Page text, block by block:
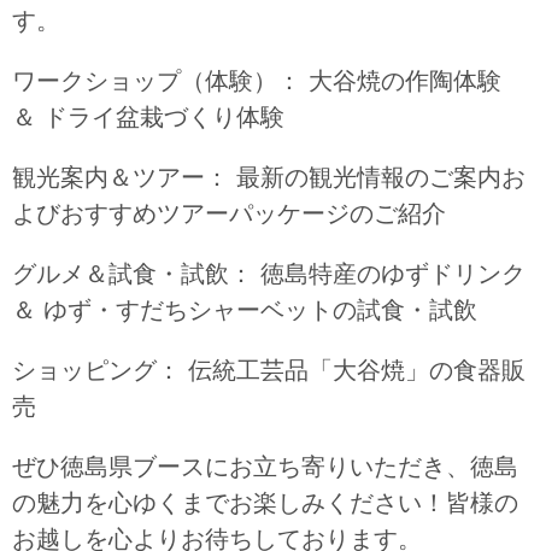
す。
ワークショップ（体験）： 大谷焼の作陶体験
＆ ドライ盆栽づくり体験
観光案内＆ツアー： 最新の観光情報のご案内お
よびおすすめツアーパッケージのご紹介
グルメ＆試食・試飲： 徳島特産のゆずドリンク
＆ ゆず・すだちシャーベットの試食・試飲
ショッピング： 伝統工芸品「大谷焼」の食器販
売
ぜひ徳島県ブースにお立ち寄りいただき、徳島
の魅力を心ゆくまでお楽しみください！皆様の
お越しを心よりお待ちしております。